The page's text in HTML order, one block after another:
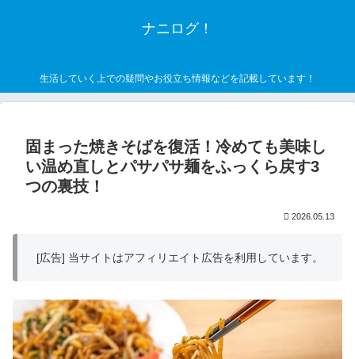
ナニログ！
生活していく上での疑問やお役立ち情報などを記載しています！
固まった焼きそばを復活！冷めても美味し
い温め直しとパサパサ麺をふっくら戻す3
つの裏技！
2026.05.13
[広告] 当サイトはアフィリエイト広告を利用しています。